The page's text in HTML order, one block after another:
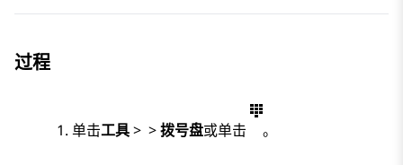
过程
单击工具> >拨号盘或单击 。